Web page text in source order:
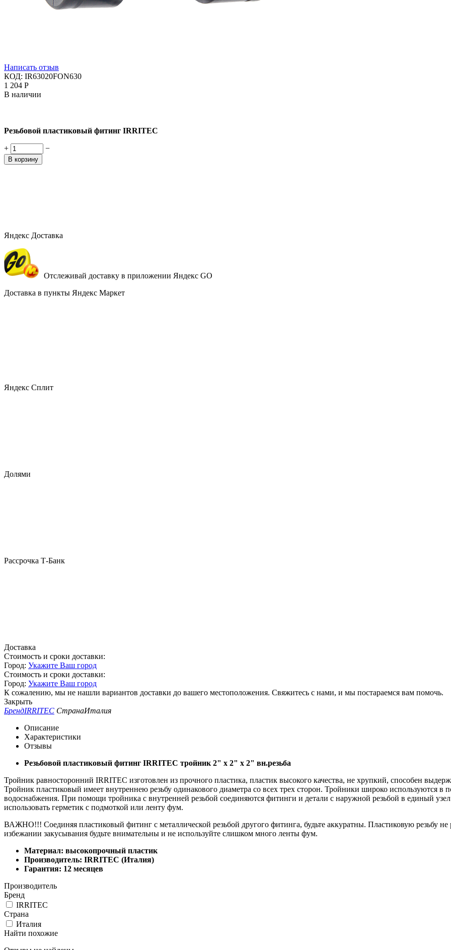
Написать отзыв
КОД: IR63020FON630
1 204 Р
В наличии
Резьбовой пластиковый фитинг IRRITEC
+ −
В корзину
Яндекс Доставка
Отслеживай доставку в приложении Яндекс GO
Доставка в пункты Яндекс Маркет
Яндекс Сплит
Долями
Рассрочка Т-Банк
Доставка
Стоимость и сроки доставки:
Город: Укажите Ваш город
Стоимость и сроки доставки:
Город: Укажите Ваш город
К сожалению, мы не нашли вариантов доставки до вашего местоположения. Свяжитесь с нами, и мы постараемся вам помочь.
Закрыть
БрендIRRITEC СтранаИталия
Описание
Характеристики
Отзывы
Резьбовой пластиковый фитинг IRRITEC тройник 2" х 2" х 2" вн.резьба
Тройник равносторонний IRRITEC изготовлен из прочного пластика, пластик высокого качества, не хрупкий, способен
Тройник пластиковый имеет внутреннею резьбу одинакового диаметра со всех трех сторон. Тройники широко используются в
водоснабжения. При помощи тройника с внутренней резьбой соединяются фитинги и детали с наружной резьбой в единый
использовать герметик с подмоткой или ленту фум.
ВАЖНО!!! Соединяя пластиковый фитинг с металлической резьбой другого фитинга, будьте аккуратны. Пластиковую резьбу не
избежании закусывания будьте внимательны и не используйте слишком много ленты фум.
Материал: высокопрочный пластик
Производитель: IRRITEC (Италия)
Гарантия: 12 месяцев
Производитель
Бренд
IRRITEC
Страна
Италия
Найти похожие